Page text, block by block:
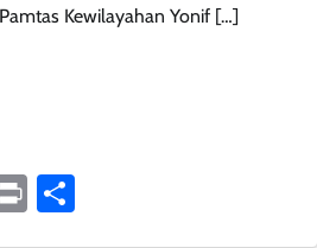
Kewilayahan Yonif […]
Print